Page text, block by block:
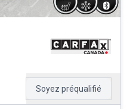
Soyez préqualifié